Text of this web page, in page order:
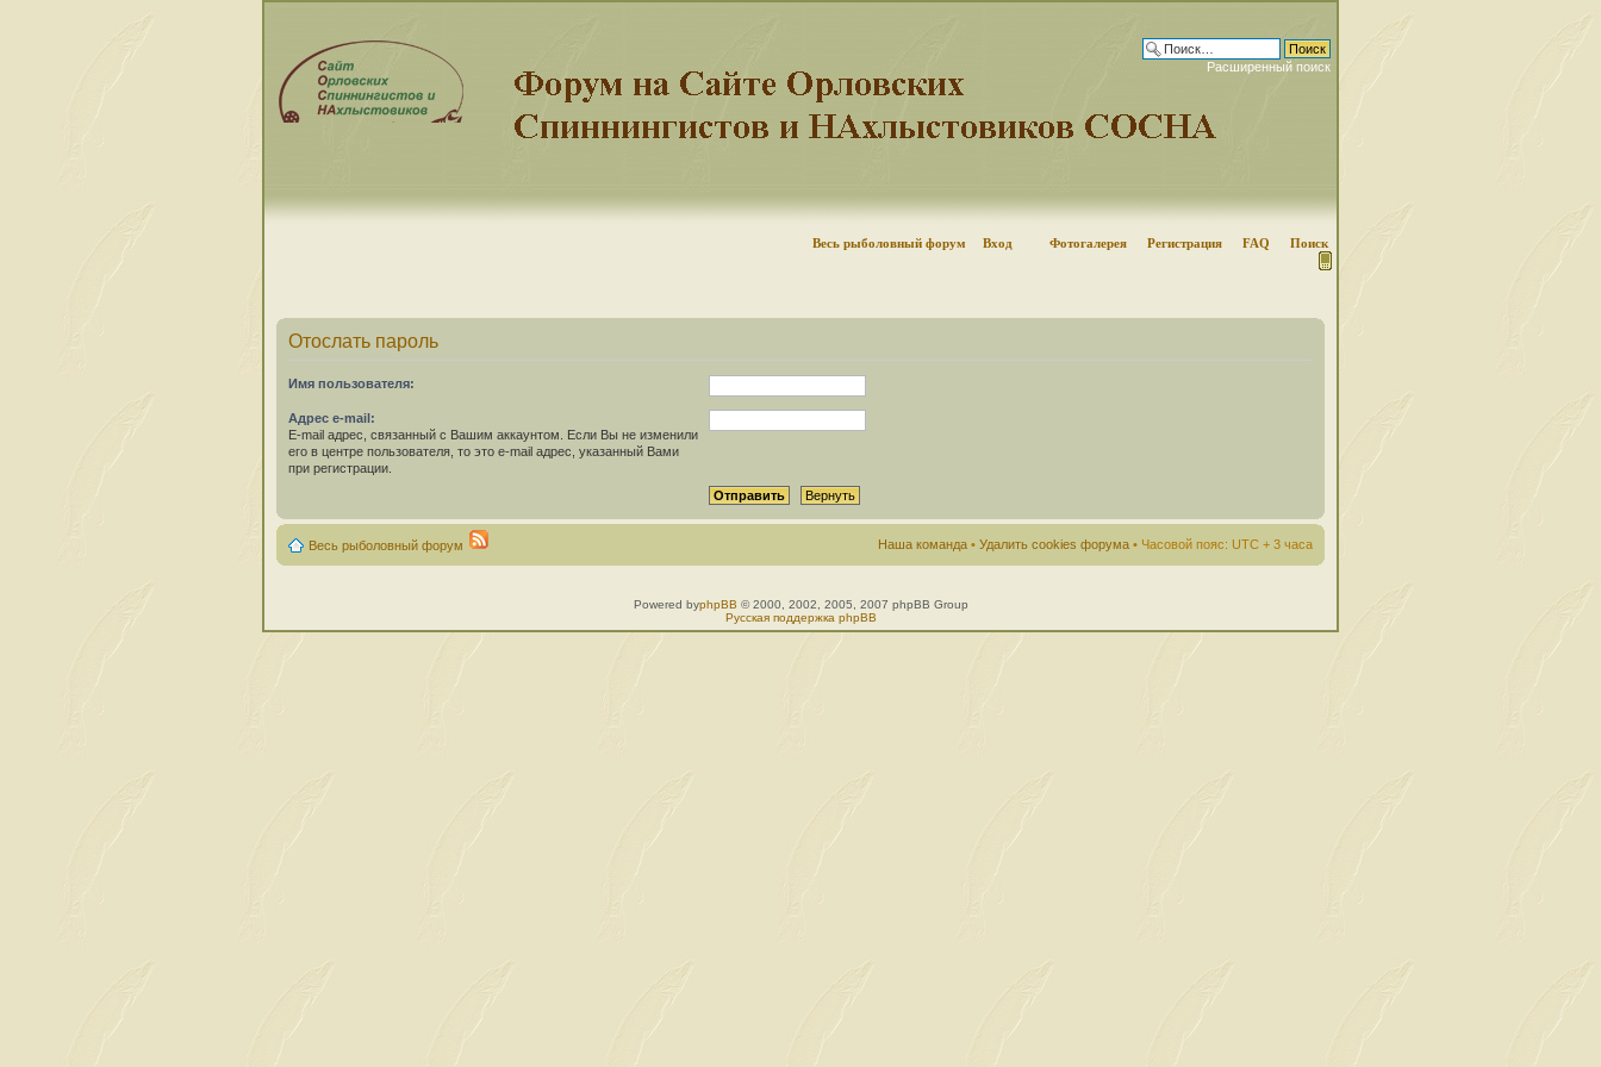
Расширенный поиск
Весь рыболовный форум Вход Фотогалерея Регистрация FAQ Поиск
Отослать пароль
Имя пользователя:
Адрес e-mail:
E-mail адрес, связанный с Вашим аккаунтом. Если Вы не изменили
его в центре пользователя, то это e-mail адрес, указанный Вами
при регистрации.
Весь рыболовный форум Наша команда • Удалить cookies форума • Часовой пояс: UTC + 3 часа
Powered byphpBB © 2000, 2002, 2005, 2007 phpBB Group
Русская поддержка phpBB